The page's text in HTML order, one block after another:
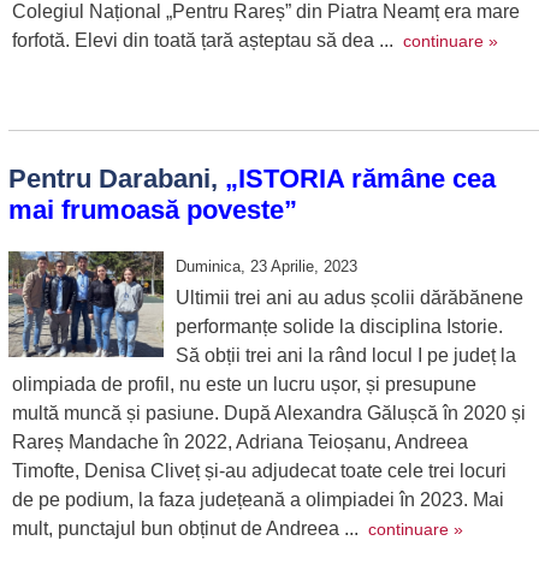
Colegiul Național „Pentru Rareș” din Piatra Neamț era mare
forfotă. Elevi din toată țară așteptau să dea ... continuare »
Pentru Darabani, „ISTORIA rămâne cea
mai frumoasă poveste”
Duminica, 23 Aprilie, 2023
Ultimii trei ani au adus școlii dărăbănene
performanțe solide la disciplina Istorie.
Să obții trei ani la rând locul I pe județ la
olimpiada de profil, nu este un lucru ușor, și presupune
multă muncă și pasiune. După Alexandra Gălușcă în 2020 și
Rareș Mandache în 2022, Adriana Teioșanu, Andreea
Timofte, Denisa Cliveț și-au adjudecat toate cele trei locuri
de pe podium, la faza județeană a olimpiadei în 2023. Mai
mult, punctajul bun obținut de Andreea ... continuare »